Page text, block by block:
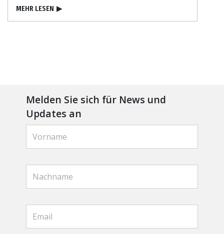
MEHR LESEN ▶
Melden Sie sich für News und
Updates an